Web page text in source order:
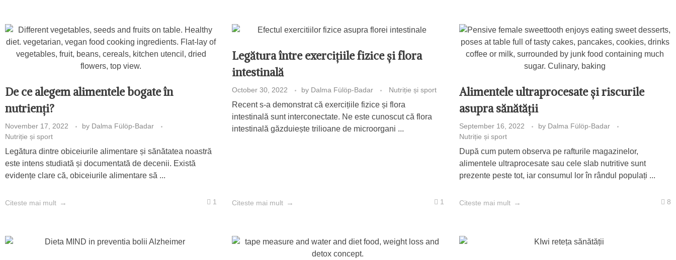
De ce alegem alimentele bogate în
nutrienți?
November 17, 2022 by Dalma Fülöp-Badar
Nutriție și sport
Legătura dintre obiceiurile alimentare și sănătatea noastră
este intens studiată și documentată de decenii. Există
evidențe clare că, obiceiurile alimentare să ...
Citeste mai mult 1
Legătura între exercițiile fizice și flora
intestinală
October 30, 2022 by Dalma Fülöp-Badar Nutriție și sport
Recent s-a demonstrat că exercițiile fizice și flora
intestinală sunt interconectate. Ne este cunoscut că flora
intestinală găzduiește trilioane de microorgani ...
Citeste mai mult 1
Alimentele ultraprocesate și riscurile
asupra sănătății
September 16, 2022 by Dalma Fülöp-Badar
Nutriție și sport
După cum putem observa pe rafturile magazinelor,
alimentele ultraprocesate sau cele slab nutritive sunt
prezente peste tot, iar consumul lor în rândul populați ...
Citeste mai mult 8